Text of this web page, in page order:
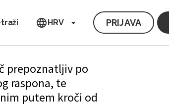
HRV PRIJAVA
prepoznatljiv po
raspona, te
putem kroči od